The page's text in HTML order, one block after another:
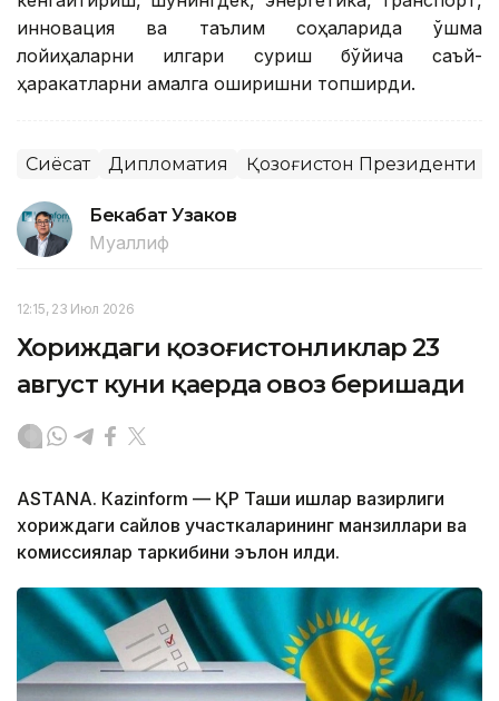
инновация ва таълим соҳаларида қўшма
лойиҳаларни илгари суриш бўйича саъй-
ҳаракатларни амалга оширишни топширди.
Сиёсат Дипломатия Қозоғистон Президенти
Бекабат Узаков
Муаллиф
12:15, 23 Июл 2026
Хориждаги қозоғистонликлар 23
август куни қаерда овоз беришади
ASTANА. Кazinform — ҚР Ташқи ишлар вазирлиги
хориждаги сайлов участкаларининг манзиллари ва
комиссиялар таркибини эълон қилди.